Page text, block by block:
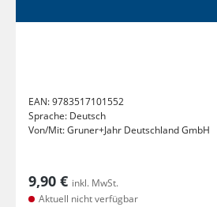
EAN:9783517101552
Sprache: Deutsch
Von/Mit:Gruner+Jahr Deutschland GmbH
9,90 € inkl. MwSt.
Aktuell nicht verfügbar